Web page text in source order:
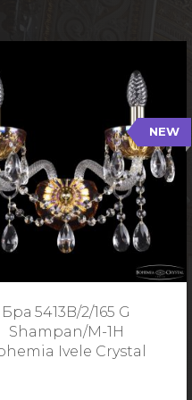
NEW
Бра 5413B/2/165 G
Shampan/M-1H
Ivele Crystal
2/165 G Shampan/M-1H
Тип: Хрустальные
арматуры: Золото/
Кол-во ламп: 2
Ширина: 35 см